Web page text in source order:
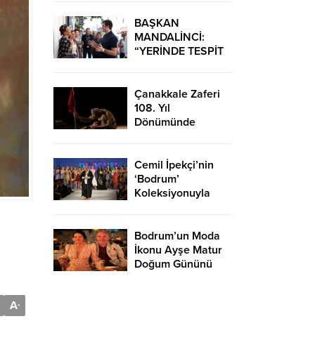
A-
BAŞKAN
MANDALİNCİ:
“YERİNDE TESPİT
ÜRETİYORUZ”
Çanakkale Zaferi
108. Yıl
Dönümünde
Kutlandı
Cemil İpekçi’nin
‘Bodrum’
Koleksiyonuyla
Bodrum’un Moda
İkonu Ayşe Matur
Doğum Gününü